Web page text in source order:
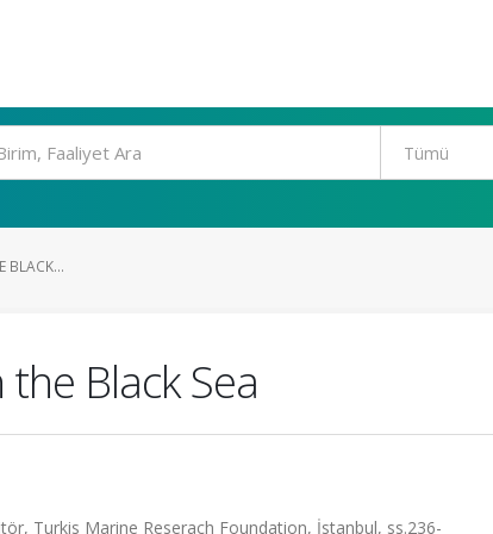
BLACK...
Black Sea
Turkis Marine Reserach Foundation, İstanbul, ss.236-